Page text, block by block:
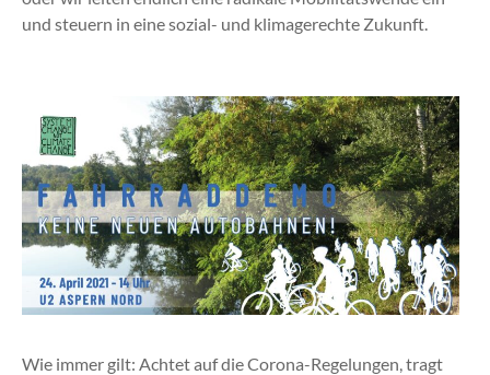
und steuern in eine sozial- und klimagerechte Zukunft.
Wie immer gilt: Achtet auf die Corona-Regelungen, tragt